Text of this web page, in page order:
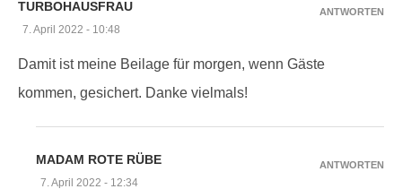
TURBOHAUSFRAU
7. April 2022 - 10:48
Damit ist meine Beilage für morgen, wenn Gäste
kommen, gesichert. Danke vielmals!
ANTWORTEN
MADAM ROTE RÜBE
7. April 2022 - 12:34
ANTWORTEN